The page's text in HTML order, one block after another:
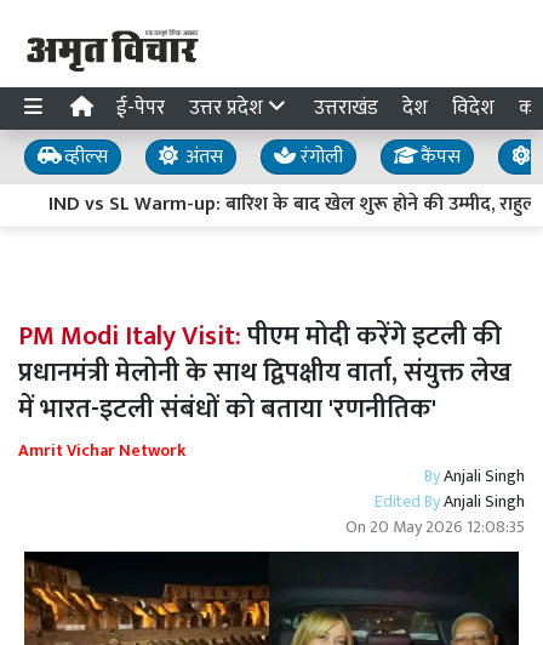
ई-पेपर उत्तर प्रदेश उत्तराखंड देश विदेश
व्हील्स अंतस रंगोली कैंपस
IND vs SL Warm-up: बारिश के बाद खेल शुरू होने की उम्मीद, राहुल-
PM Modi Italy Visit:पीएम मोदी करेंगे इटली की
प्रधानमंत्री मेलोनी के साथ द्विपक्षीय वार्ता, संयुक्त लेख
में भारत-इटली संबंधों को बताया 'रणनीतिक'
Amrit Vichar Network
ByAnjali Singh
Edited ByAnjali Singh
On 20 May 2026 12:08:35